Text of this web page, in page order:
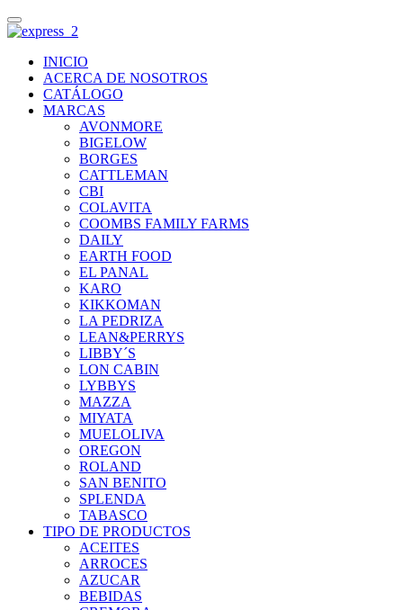
INICIO
ACERCA DE NOSOTROS
CATÁLOGO
MARCAS
AVONMORE
BIGELOW
BORGES
CATTLEMAN
CBI
COLAVITA
COOMBS FAMILY FARMS
DAILY
EARTH FOOD
EL PANAL
KARO
KIKKOMAN
LA PEDRIZA
LEAN&PERRYS
LIBBY´S
LON CABIN
LYBBYS
MAZZA
MIYATA
MUELOLIVA
OREGON
ROLAND
SAN BENITO
SPLENDA
TABASCO
TIPO DE PRODUCTOS
ACEITES
ARROCES
AZUCAR
BEBIDAS